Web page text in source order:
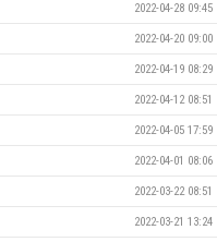
2022-04-28 09:45
2022-04-20 09:00
2022-04-19 08:29
2022-04-12 08:51
2022-04-05 17:59
2022-04-01 08:06
2022-03-22 08:51
2022-03-21 13:24